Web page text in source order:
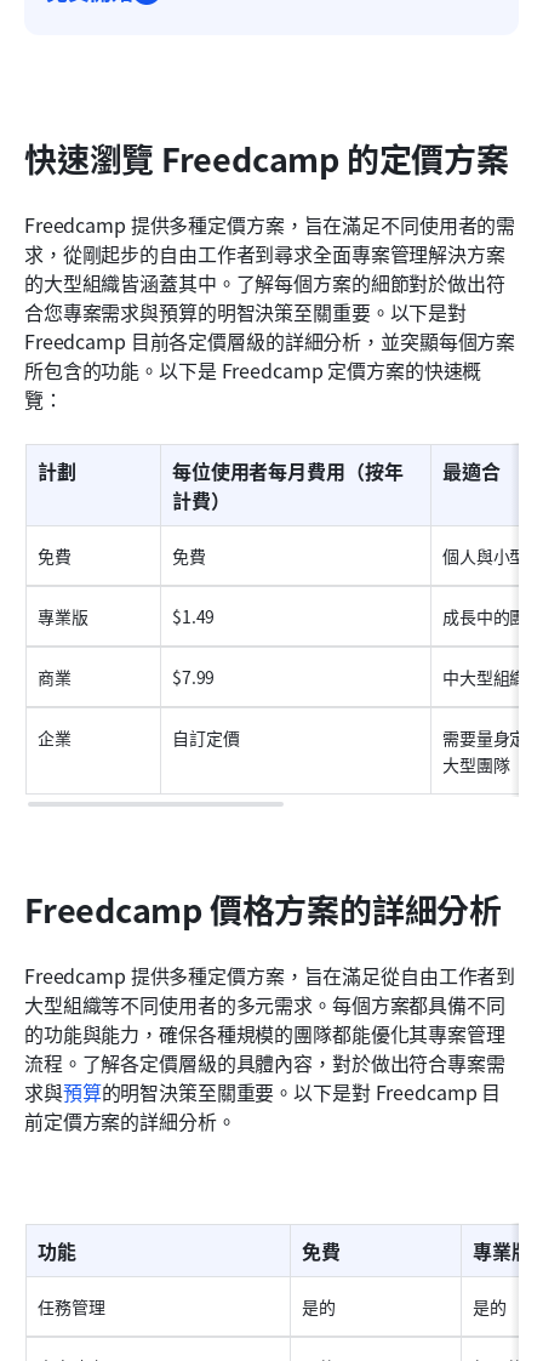
快速瀏覽 Freedcamp 的定價方案
Freedcamp 提供多種定價方案，旨在滿足不同使用者的需
求，從剛起步的自由工作者到尋求全面專案管理解決方案
的大型組織皆涵蓋其中。了解每個方案的細節對於做出符
合您專案需求與預算的明智決策至關重要。以下是對
Freedcamp 目前各定價層級的詳細分析，並突顯每個方案
所包含的功能。以下是 Freedcamp 定價方案的快速概
覽：
計劃
每位使用者每月費用（按年
計費）
最適合
免費 免費 個人與小型
專業版 $1.49 成長中的團隊
商業 $7.99 中大型組織
企業 自訂定價
需要量身定
大型團隊
Freedcamp 價格方案的詳細分析
Freedcamp 提供多種定價方案，旨在滿足從自由工作者到
大型組織等不同使用者的多元需求。每個方案都具備不同
的功能與能力，確保各種規模的團隊都能優化其專案管理
流程。了解各定價層級的具體內容，對於做出符合專案需
求與預算的明智決策至關重要。以下是對 Freedcamp 目
前定價方案的詳細分析。
功能 免費 專業版
任務管理 是的 是的